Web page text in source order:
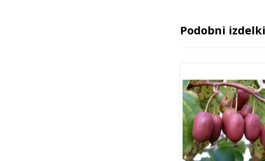
Podobni izdelki